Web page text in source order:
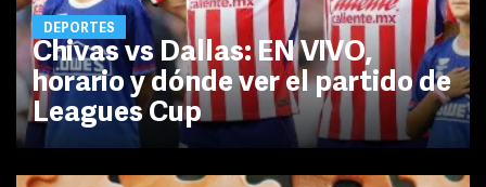
DEPORTES
Chivas vs Dallas: EN VIVO,
horario y dónde ver el partido de
Leagues Cup